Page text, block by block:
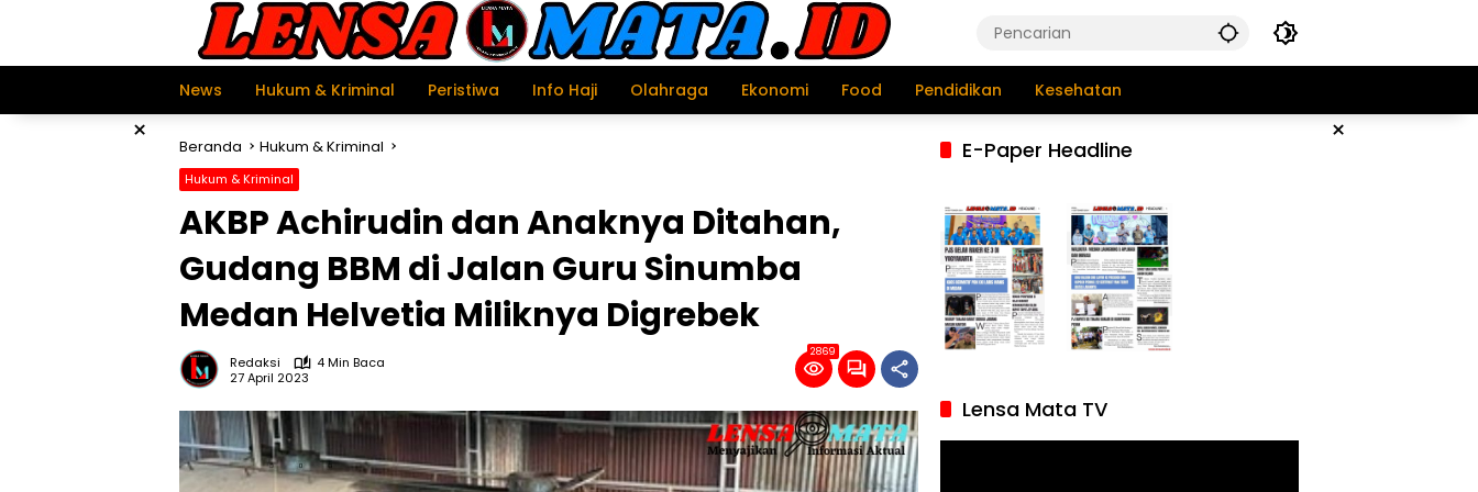
News
Hukum & Kriminal Peristiwa Info Haji Olahraga Ekonomi Food Pendidikan Kesehatan
× ×
Beranda Hukum & Kriminal
Hukum & Kriminal
AKBP Achirudin dan Anaknya Ditahan,
Gudang BBM di Jalan Guru Sinumba
Medan Helvetia Miliknya Digrebek
Redaksi
4 Min Baca
27 April 2023
2869
E-Paper Headline
Lensa Mata TV